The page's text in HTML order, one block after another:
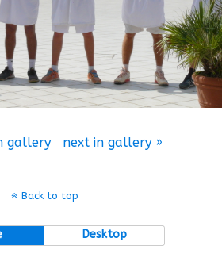
gallery next in gallery »
Back to top
Desktop